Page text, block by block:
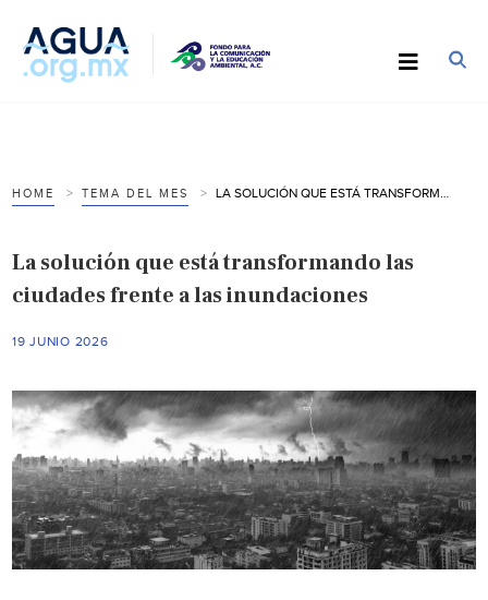
HOME TEMA DEL MES
La solución que está transformando las
ciudades frente a las inundaciones
19 JUNIO 2026